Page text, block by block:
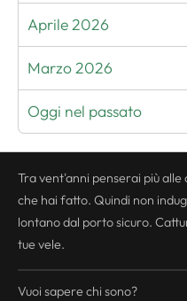
Aprile 2026
Marzo 2026
Oggi nel passato
Tra vent'anni penserai più
che hai fatto. Quindi non
lontano dal porto sicuro.
tue vele.
Vuoi sapere chi sono?